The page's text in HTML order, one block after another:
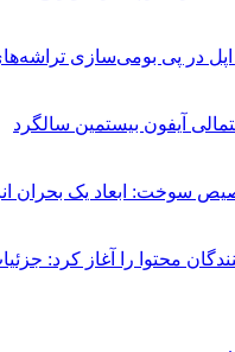
اپل در پی بومی‌سازی
آیفون بیستمین سالگرد
سوخت: ابعاد یک بحران
محتوا را آغاز کرد: